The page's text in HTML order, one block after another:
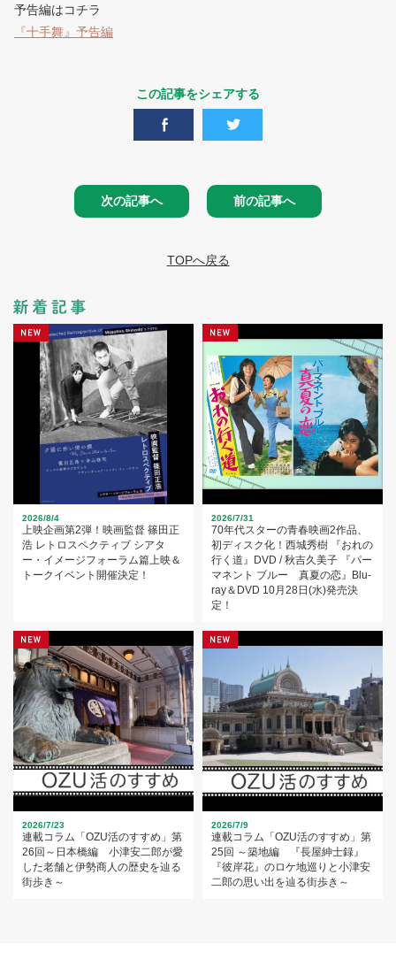
予告編はコチラ
『十手舞』予告編
この記事をシェアする
次の記事へ 前の記事へ
TOPへ戻る
2026/8/4
上映企画第2弾！映画監督 篠田正
浩 レトロスペクティブ シアタ
ー・イメージフォーラム篇上映＆
トークイベント開催決定！
2026/7/31
70年代スターの青春映画2作品、
初ディスク化！西城秀樹 『おれの
行く道』DVD / 秋吉久美子 『パー
マネント ブルー 真夏の恋』Blu-
ray＆DVD 10月28日(水)発売決
定！
2026/7/23
連載コラム「OZU活のすすめ」第
26回～日本橋編 小津安二郎が愛
した老舗と伊勢商人の歴史を辿る
街歩き～
2026/7/9
連載コラム「OZU活のすすめ」第
25回 ～築地編 『長屋紳士録』
『彼岸花』のロケ地巡りと小津安
二郎の思い出を辿る街歩き～